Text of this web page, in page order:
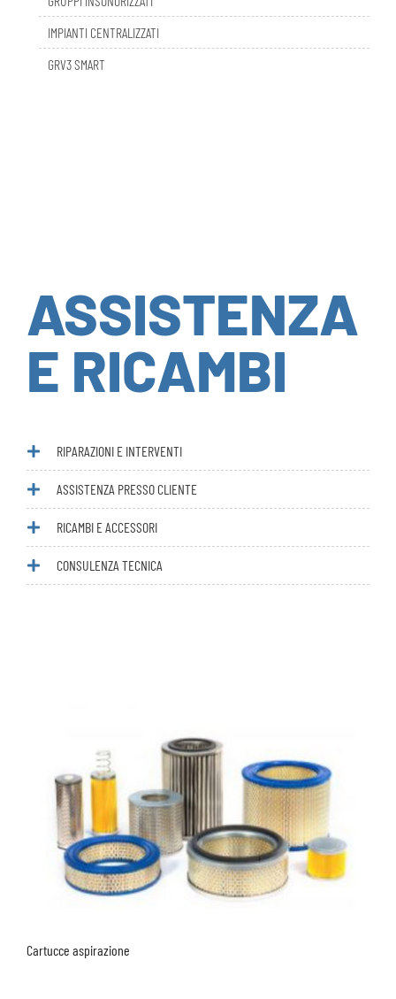
IMPIANTI CENTRALIZZATI
GRV3 SMART
ASSISTENZA
E RICAMBI
ASSISTENZA PRESSO CLIENTE
RICAMBI E ACCESSORI
CONSULENZA TECNICA